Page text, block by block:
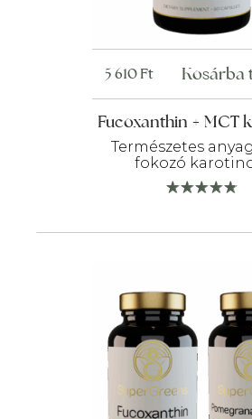
Fucoxanthin + MCT
Természetes
fokozó
5 610Ft Kosárba